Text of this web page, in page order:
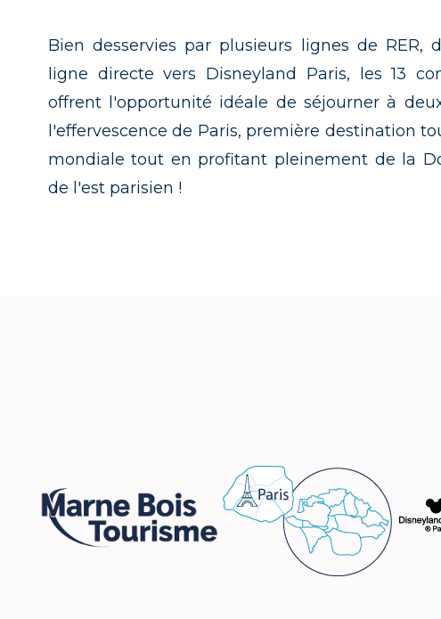
Bien desservies par plusieurs lignes de RER,
ligne directe vers Disneyland Paris, les 13
offrent l'opportunité idéale de séjourner à
l'effervescence de Paris, première destination
mondiale tout en profitant pleinement de la
de l'est parisien !